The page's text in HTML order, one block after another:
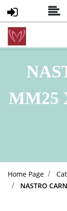
MM25
Home Page
NASTRO